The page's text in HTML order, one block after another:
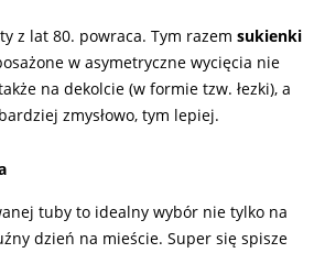
z lat 80. powraca. Tym razem sukienki
w asymetryczne wycięcia nie
na dekolcie (w formie tzw. łezki), a
zmysłowo, tym lepiej.
tuby to idealny wybór nie tylko na
dzień na mieście. Super się spisze